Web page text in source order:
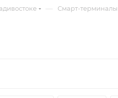
— Смарт-терминалы